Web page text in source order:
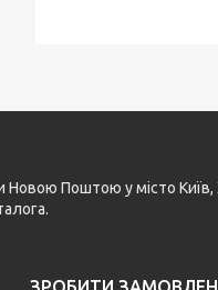
Поштою у місто Київ,